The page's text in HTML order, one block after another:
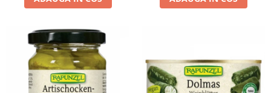
Indulcitori bio
Inghetata bio si decoratiuni
Ingrediente bio pentru copt
Masline bio si antipasti